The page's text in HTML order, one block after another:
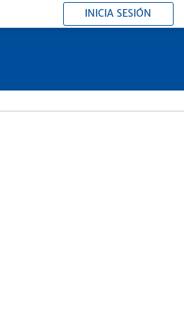
INICIA SESIÓN